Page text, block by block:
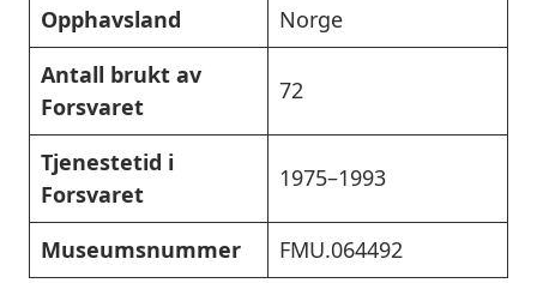
Opphavsland
Norge
Antall brukt av
Forsvaret
72
Tjenestetid i
Forsvaret
1975–1993
Museumsnummer FMU.064492